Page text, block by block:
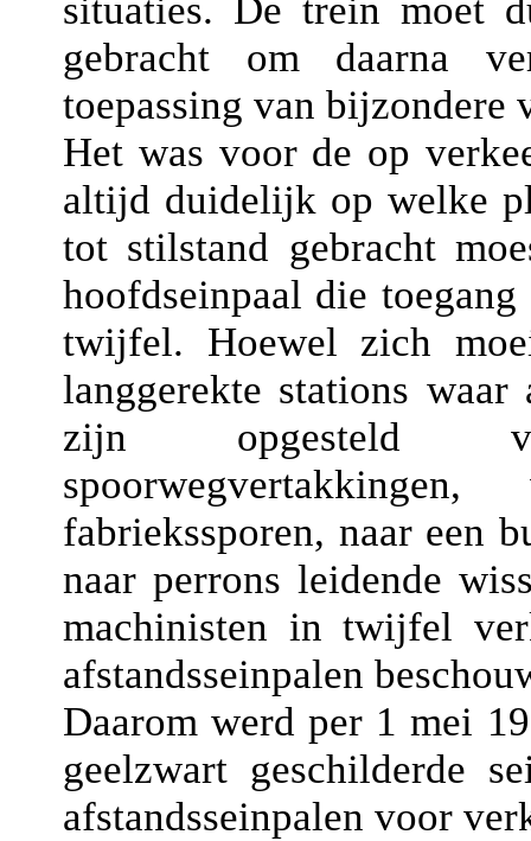
situaties. De trein moet
gebracht om daarna
toepassing van bijzondere
Het was voor de op
altijd duidelijk op welke
tot stilstand gebracht
hoofdseinpaal die
twijfel. Hoewel zich
langgerekte stations waar
zijn opgesteld
fabriekssporen, naar een
naar perrons leidende
machinisten in twijfel
afstandsseinpalen
Daarom werd per 1 mei
geelzwart geschilderde
afstandsseinpalen voor